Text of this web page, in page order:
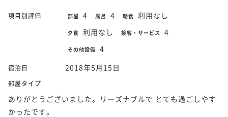
項目別評価 部屋 4 風呂 4 朝食 利用なし
夕食 利用なし 接客・サービス 4
その他設備 4
宿泊日 2018年5月15日
部屋タイプ
ありがとうございました。リーズナブルで とても過ごしやす
かったです。